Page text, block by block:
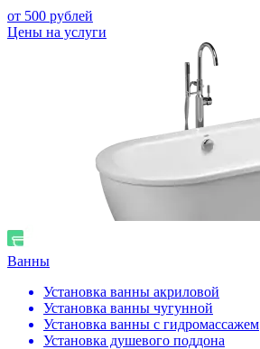
от 500 рублей
Цены на услуги
Ванны
Установка ванны акриловой
Установка ванны чугунной
Установка ванны с гидромассажем
Установка душевого поддона